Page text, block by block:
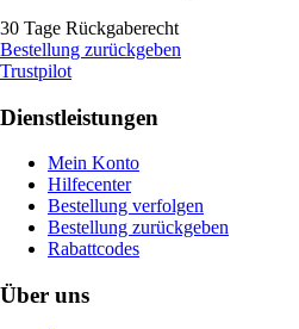
30 Tage Rückgaberecht
Bestellung zurückgeben
Trustpilot
Dienstleistungen
Mein Konto
Hilfecenter
Bestellung verfolgen
Bestellung zurückgeben
Rabattcodes
Über uns